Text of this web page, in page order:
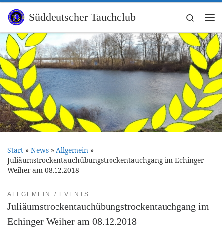
Zum Inhalt springen
Süddeutscher Tauchclub
Search
Start » News » Allgemein »
Juliäumstrockentauchübungstrockentauchgang im Echinger
Weiher am 08.12.2018
ALLGEMEIN EVENTS
Juliäumstrockentauchübungstrockentauchgang im
Echinger Weiher am 08.12.2018